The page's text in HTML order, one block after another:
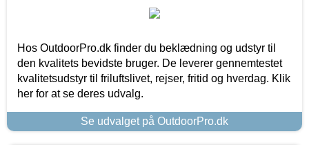
Hos OutdoorPro.dk finder du beklædning og udstyr til
den kvalitets bevidste bruger. De leverer gennemtestet
kvalitetsudstyr til friluftslivet, rejser, fritid og hverdag. Klik
her for at se deres udvalg.
Se udvalget på OutdoorPro.dk